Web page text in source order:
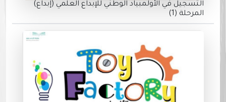
التسجيل في الأولمبياد الوطني للإبداع العلمي (إبداع)
المرحلة (1)